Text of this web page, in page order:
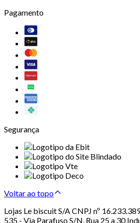
Pagamento
Segurança
Voltar ao topo
Lojas Le biscuit S/A CNPJ nº
535 - Via Parafuso S/N, Rua 25 a 30